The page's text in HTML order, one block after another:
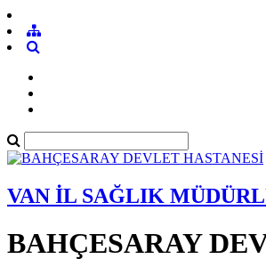
VAN İL SAĞLIK
BAHÇESARAY